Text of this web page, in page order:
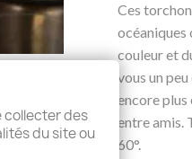
Ces
océaniques
couleur et
vous un
encore
entre amis.
60°.
collecter des
du site ou